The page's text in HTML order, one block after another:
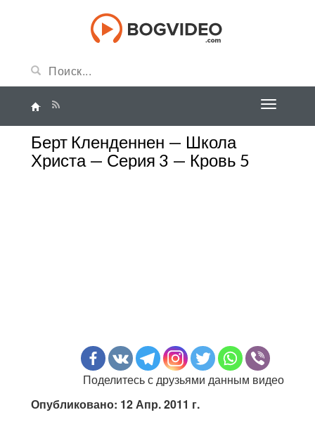
Берт Кленденнен — Школа
Христа — Серия 3 — Кровь 5
Поделитесь с друзьями данным видео
Опубликовано: 12 Апр. 2011 г.